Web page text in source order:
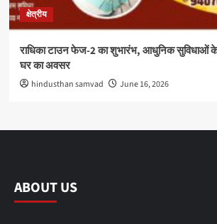
क्षेत्रीय
राधिका टाउन फेज-2 का शुभारंभ, आधुनिक सुविधाओं
घर का अवसर
hindusthan samvad June 16, 2026
ABOUT US